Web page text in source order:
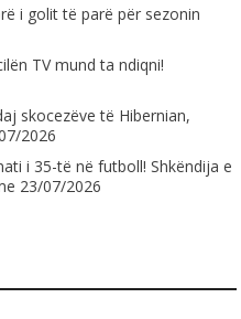
i golit të parë për sezonin
TV mund ta ndiqni!
skocezëve të Hibernian,
2026
i 35-të në futboll! Shkëndija e
23/07/2026